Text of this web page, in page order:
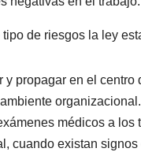
tipo de riesgos la ley
y propagar en el
organizacional.
médicos a
cuando existan